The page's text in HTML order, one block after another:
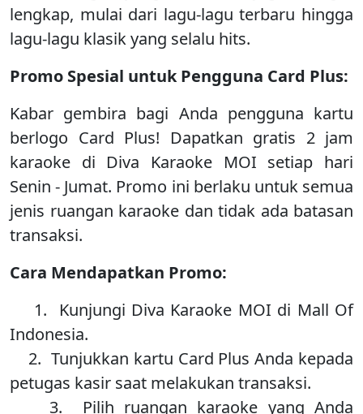
lengkap, mulai dari lagu-lagu terbaru hingga
lagu-lagu klasik yang selalu hits.
Promo Spesial untuk Pengguna Card Plus:
Kabar gembira bagi Anda pengguna kartu
berlogo Card Plus! Dapatkan gratis 2 jam
karaoke di Diva Karaoke MOI setiap hari
Senin - Jumat. Promo ini berlaku untuk semua
jenis ruangan karaoke dan tidak ada batasan
transaksi.
Cara Mendapatkan Promo:
1. Kunjungi Diva Karaoke MOI di Mall Of
Indonesia.
2. Tunjukkan kartu Card Plus Anda kepada
petugas kasir saat melakukan transaksi.
3. Pilih ruangan karaoke yang Anda